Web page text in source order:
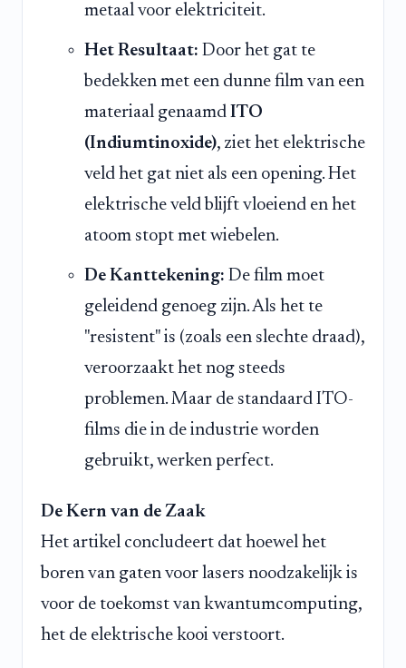
metaal voor elektriciteit.
Het Resultaat: Door het gat te
bedekken met een dunne film van een
materiaal genaamd ITO
(Indiumtinoxide), ziet het elektrische
veld het gat niet als een opening. Het
elektrische veld blijft vloeiend en het
atoom stopt met wiebelen.
De Kanttekening: De film moet
geleidend genoeg zijn. Als het te
"resistent" is (zoals een slechte draad),
veroorzaakt het nog steeds
problemen. Maar de standaard ITO-
films die in de industrie worden
gebruikt, werken perfect.
De Kern van de Zaak
Het artikel concludeert dat hoewel het
boren van gaten voor lasers noodzakelijk is
voor de toekomst van kwantumcomputing,
het de elektrische kooi verstoort.